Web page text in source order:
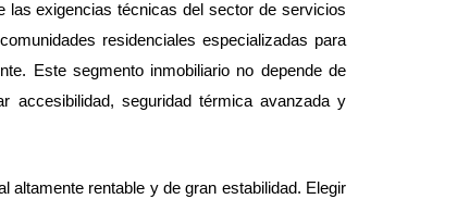
las exigencias técnicas del sector de servicios
residenciales especializadas para
Este segmento inmobiliario no depende de
accesibilidad, seguridad térmica avanzada y
altamente rentable y de gran estabilidad. Elegir